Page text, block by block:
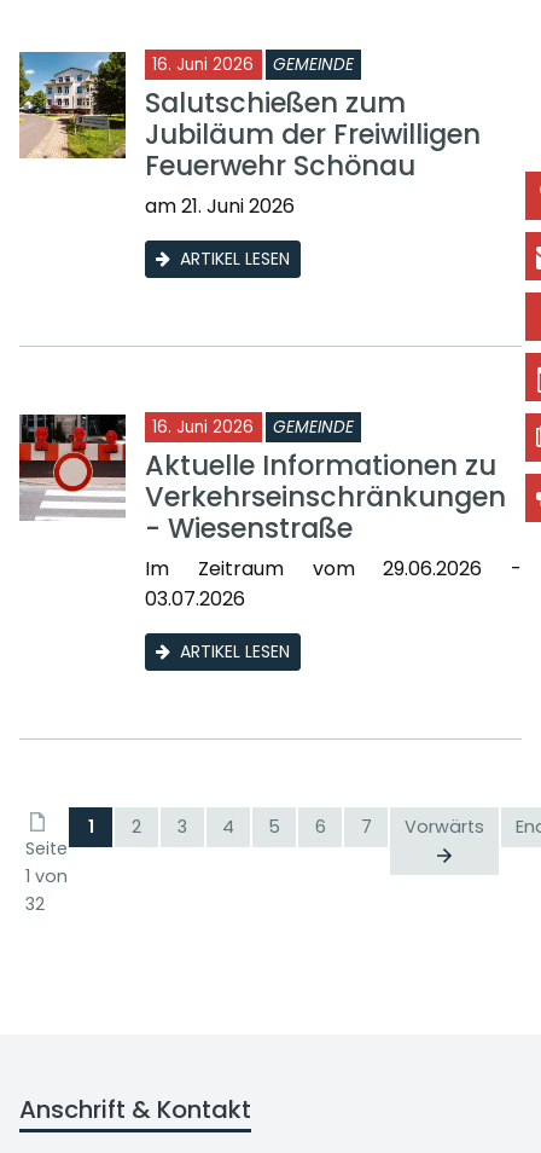
16. Juni 2026 GEMEINDE
Salutschießen zum
Jubiläum der Freiwilligen
Feuerwehr Schönau
am 21. Juni 2026
ARTIKEL LESEN
16. Juni 2026 GEMEINDE
Aktuelle Informationen zu
Verkehrseinschränkungen
- Wiesenstraße
Im Zeitraum vom 29.06.2026 -
03.07.2026
ARTIKEL LESEN
Seite
1 von
32
1 2 3 4 5 6 7 Vorwärts
Anschrift & Kontakt